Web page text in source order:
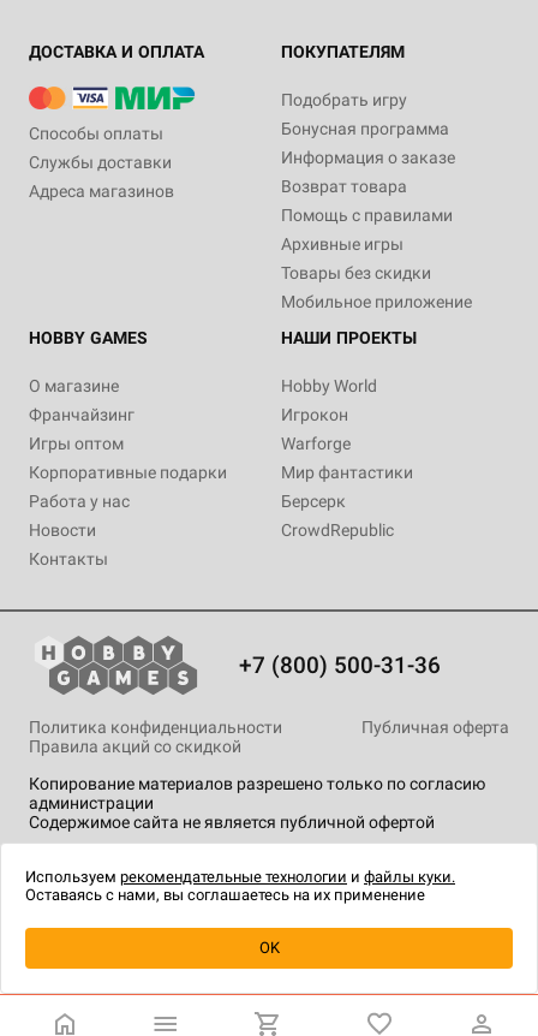
Купить| 1 790 ₽
ДОСТАВКА И ОПЛАТА
Способы оплаты
Службы доставки
Адреса магазинов
ПОКУПАТЕЛЯМ
Подобрать игру
Бонусная программа
Информация о заказе
Возврат товара
Помощь с правилами
Архивные игры
Товары без скидки
Мобильное приложение
HOBBY GAMES
О магазине
Франчайзинг
Игры оптом
Корпоративные подарки
Работа у нас
Новости
Контакты
НАШИ ПРОЕКТЫ
Hobby World
Игрокон
Warforge
Мир фантастики
Берсерк
CrowdRepublic
+7 (800) 500-31-36
Копирование материалов разрешено только по согласию
администрации
Содержимое сайта не является публичной офертой
Политика конфиденциальности
Публичная оферта
Правила акций со скидкой
технологии.
Используем рекомендательные технологии и файлы куки.
Оставаясь с нами, вы соглашаетесь на их применение
OK